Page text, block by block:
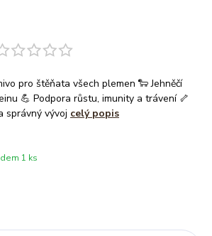
pro štěňata všech plemen 🐑 Jehněčí
💪 Podpora růstu, imunity a trávení 🦴
správný vývoj celý popis
1 ks